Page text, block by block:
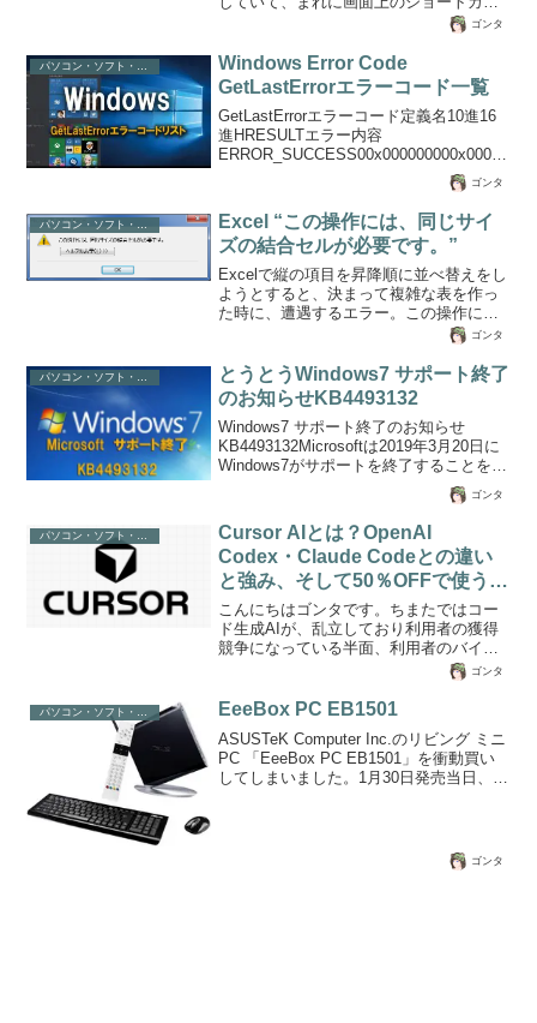
CPUパワーもいくらか食われています。
全体的にもっさりとした動きにな...
トがゴソッと消えてなくなる時がありま
せんか？ 私も使用していて毎回、ショ
ートカットの再配置を一ずつ行ってきま
したが、どうも気になるので調べてみま
した。どうやら、Windows7のショートカ
ットが破損された際に自動的にすべて削
除する設定になっているようです。です
からネットワーク接続エラーなどでネッ
トワークドライブに割り当てられたショ
ートカットが存在し、エラーとなってい
るならば「システ...
ゴンタ
Windows Error Code
GetLastErrorエラーコード一覧
GetLastErrorエラーコード定義名10進16
進HRESULTエラー内容
ERROR_SUCCESS00x000000000x00000
000この操作を正しく終了しました。
NO_ERROR00x000000000x00000000こ
の操作を正しく終了しました。
SEC_E_OK00x000000000x00000000この
操作を正しく終了しました。
DS_S_SUCCESS00x000000000x000000
00この操作を正しく終了しました。
DNS_ERROR_RCODE_NO_ERROR00x0
ゴンタ
Excel “この操作には、同じサイ
ズの結合セルが必要です。”
Excelで縦の項目を昇降順に並べ替えをし
ようとすると、決まって複雑な表を作っ
た時に、遭遇するエラー。この操作に
は、同じサイズの結合セ ルが必要で
このエラー中途半端な簡単なデータシー
トでは出てこない。なぜか？並べ替えた
いデータ部分に所々セルが結合されてい
たり、されていなかったりする部分が混
在している と、というメッセージが表示
されます。データ部分で結合されている
部分は解除してくださ い。 データ全体を
選択して、セルの書式設定を開きま す。
（→をクリック）表示されたら...
ゴンタ
とうとうWindows7 サポート終了
のお知らせKB4493132
Windows7 サポート終了のお知らせ
KB4493132Microsoftは2019年3月20日に
Windows7がサポートを終了することをユ
ーザーに通知するために最新パッチとし
てKB4493132をWindows Updateとして配
信することになったようです。Windows7
サポート終了はいつ？Windows 7は2020
年1月14日にサポートが終了する予定のた
め、それ以降はセキュリティ脆弱性に関
する更新がMicrosoftによる提供がされな
くなります。そのため、先のKB4493132
パッチ配信...
ゴンタ
Cursor AIとは？OpenAI
Codex・Claude Codeとの違い
と強み、そして50％OFFで使う方
法
こんにちはゴンタです。ちまたではコー
ド生成AIが、乱立しており利用者の獲得
競争になっている半面、利用者のバイブ
コーディング（AI丸投げでコード生成し
プログラム動作までおこなう）により、
大量のリソースを消費するような使用方
ています。AIを使った開発支援ツールが
一気に増えた今、特に存在感を増してい
るのが Cursor AI です。 「コード補完ツ
ゴンタ
パソコン・ソフト・ゲーム関係 EeeBox PC EB1501
ASUSTeK Computer Inc.のリビング ミニ
PC 「EeeBox PC EB1501」を衝動買い
してしまいました。1月30日発売当日、
るため、出不精になっている、じいちゃ
ん・ばあちゃんにパソコンを覚えさせ、
ゴンタ